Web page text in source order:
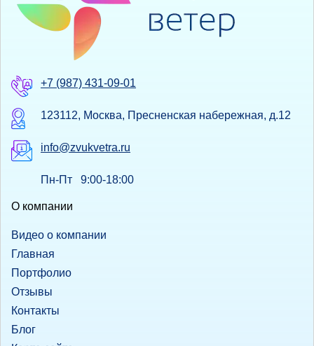
+7 (987) 431-09-01
123112, Москва, Пресненская набережная, д.12
info@zvukvetra.ru
Пн-Пт 9:00-18:00
О компании
Видео о компании
Главная
Портфолио
Отзывы
Контакты
Блог